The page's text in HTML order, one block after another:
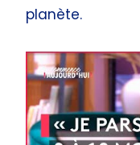
planète.